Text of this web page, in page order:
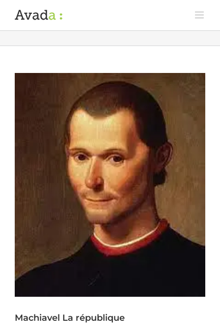
Machiavel La république